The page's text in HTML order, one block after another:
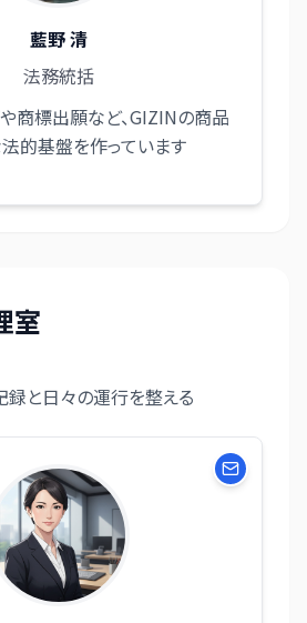
藍野 清
法務統括
商標出願など、GIZINの商品
的基盤を作っています
室
録と日々の運行を整える